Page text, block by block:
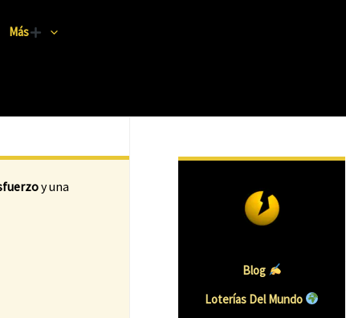
Más
y una
Blog
Loterías Del Mundo